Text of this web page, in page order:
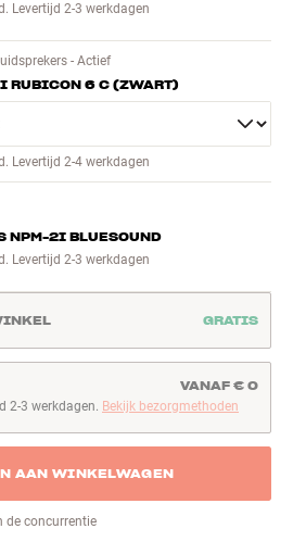
Levertijd 2-3 werkdagen
- Actief
RUBICON 6 C (ZWART)
Levertijd 2-4 werkdagen
NPM-2I BLUESOUND
Levertijd 2-3 werkdagen
GRATIS
2-3 werkdagen. Bekijk bezorgmethoden
VANAF € 0
AAN WINKELWAGEN
de concurrentie